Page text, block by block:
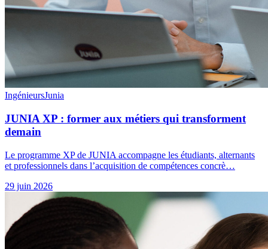
IngénieursJunia
JUNIA XP : former aux métiers qui transforment
demain
Le programme XP de JUNIA accompagne les étudiants, alternants
et professionnels dans l’acquisition de compétences concrè…
29 juin 2026